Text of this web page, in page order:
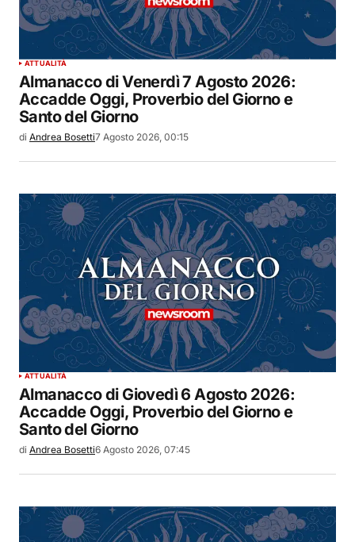
ATTUALITÀ
Almanacco di Venerdì 7 Agosto 2026:
Accadde Oggi, Proverbio del Giorno e
Santo del Giorno
di Andrea Bosetti7 Agosto 2026, 00:15
ATTUALITÀ
Almanacco di Giovedì 6 Agosto 2026:
Accadde Oggi, Proverbio del Giorno e
Santo del Giorno
di Andrea Bosetti6 Agosto 2026, 07:45